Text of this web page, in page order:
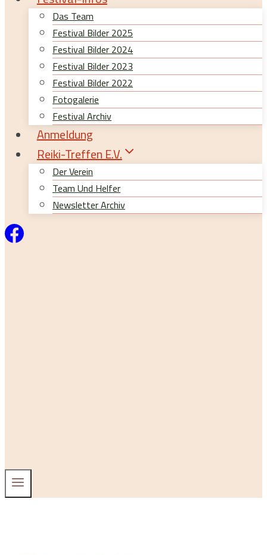
Das Team
Festival Bilder 2025
Festival Bilder 2024
Festival Bilder 2023
Festival Bilder 2022
Fotogalerie
Festival Archiv
Anmeldung
Reiki-Treffen E.V.
Der Verein
Team Und Helfer
Newsletter Archiv